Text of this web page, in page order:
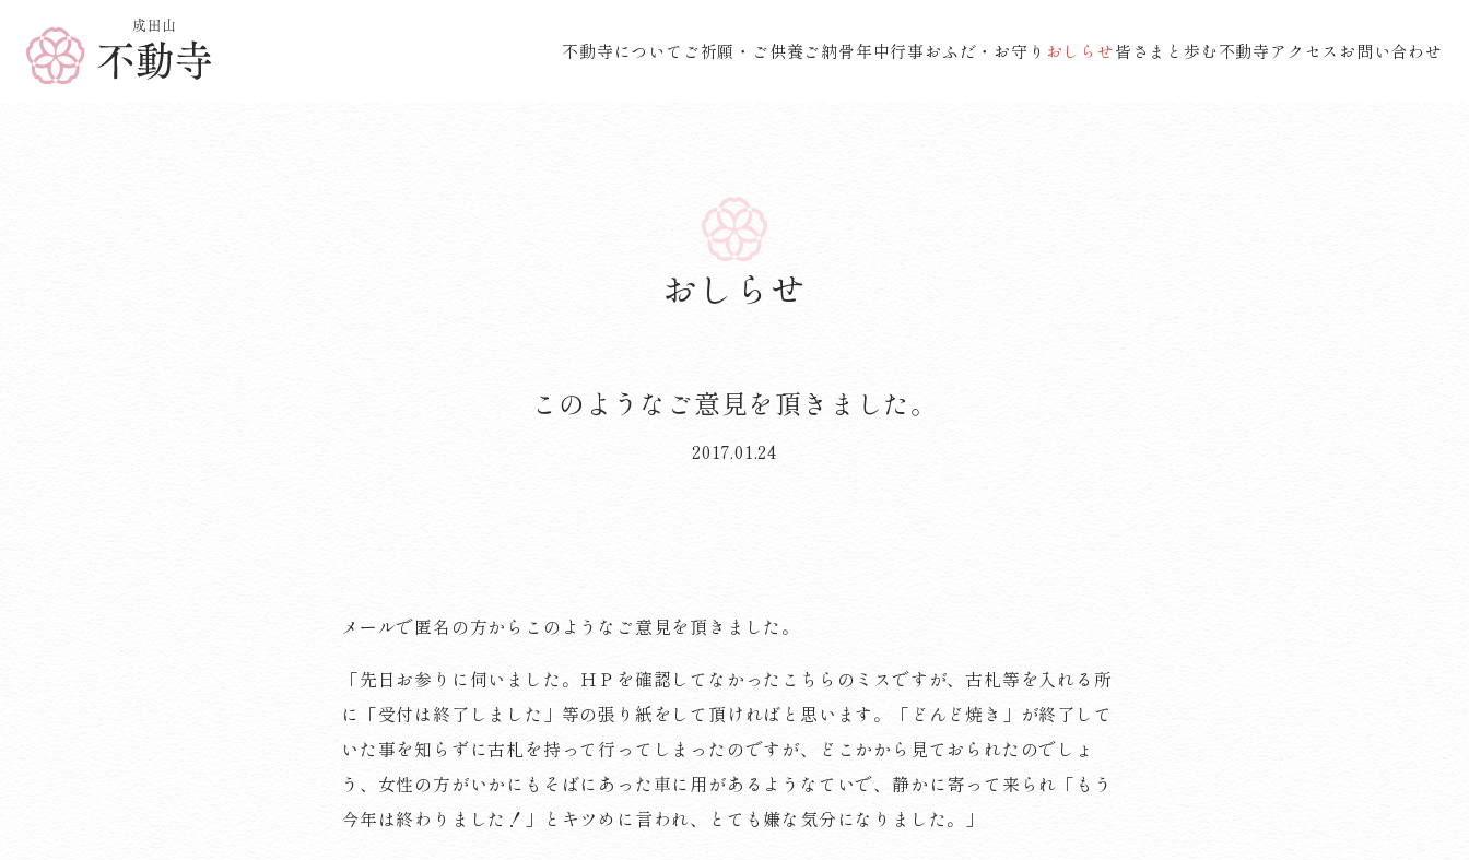
成田山 不動寺
不動寺について ご祈願・ご供養ご納骨年中行事おふだ・お守り おしらせ皆さまと歩む不動寺アクセス お問い合わせ
おしらせ
このようなご意見を頂きました。
2017.01.24
メールで匿名の方からこのようなご意見を頂きました。
「先日お参りに伺いました。ＨＰを確認してなかったこちらのミスですが、古札等を入れる所
に「受付は終了しました」等の張り紙をして頂ければと思います。「どんど焼き」が終了して
いた事を知らずに古札を持って行ってしまったのですが、どこかから見ておられたのでしょ
う、女性の方がいかにもそばにあった車に用があるようなていで、静かに寄って来られ「もう
今年は終わりました！」とキツめに言われ、とても嫌な気分になりました。」